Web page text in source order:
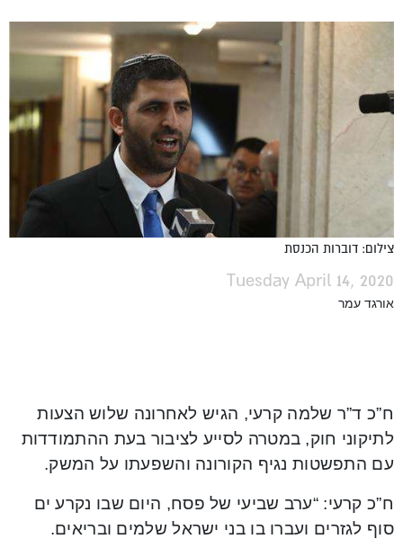
צילום: דוברות הכנסת
Tuesday April 14, 2020
אורגד עמר
ח”כ ד”ר שלמה קרעי, הגיש לאחרונה שלוש הצעות
לתיקוני חוק, במטרה לסייע לציבור בעת ההתמודדות
עם התפשטות נגיף הקורונה והשפעתו על המשק.
ח”כ קרעי: “ערב שביעי של פסח, היום שבו נקרע ים
סוף לגזרים ועברו בו בני ישראל שלמים ובריאים.